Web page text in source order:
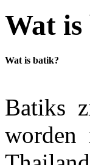
Wat
Wat is batik?
Batiks
worden